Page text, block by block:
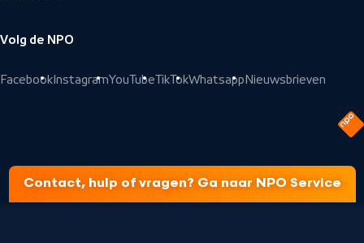
Volg de NPO
Facebook InstagramYouTubeTikTokWhatsapp Nieuwsbrieven
Contact, hulp of vragen? Ga naar NPO Service